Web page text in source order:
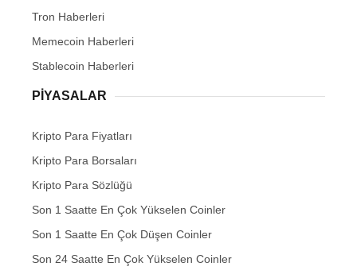
Tron Haberleri
Memecoin Haberleri
Stablecoin Haberleri
PIYASALAR
Kripto Para Fiyatları
Kripto Para Borsaları
Kripto Para Sözlüğü
Son 1 Saatte En Çok Yükselen Coinler
Son 1 Saatte En Çok Düşen Coinler
Son 24 Saatte En Çok Yükselen Coinler